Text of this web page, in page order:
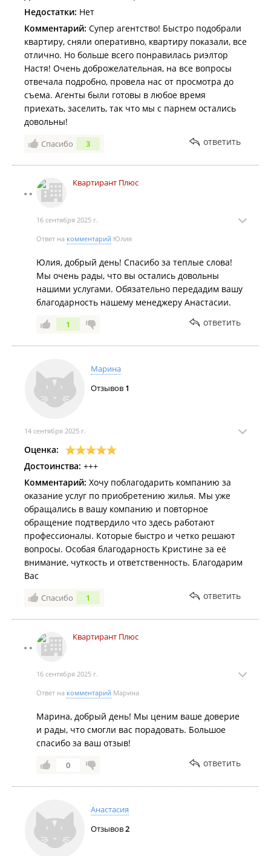
Недостатки: Нет
Комментарий: Супер агентство! Быстро подобрали
квартиру, сняли оперативно, квартиру показали, все
отлично. Но больше всего понравилась риэлтор
Настя! Очень доброжелательная, на все вопросы
отвечала подробно, провела нас от просмотра до
съема. Агенты были готовы в любое время
приехать, заселить, так что мы с парнем остались
довольны!
Спасибо 3 ответить
Квартирант Плюс
16 сентября 2025 г.
Ответ на комментарий Юлия
Юлия, добрый день! Спасибо за теплые слова!
Мы очень рады, что вы остались довольны
нашими услугами. Обязательно передадим вашу
благодарность нашему менеджеру Анастасии.
1 ответить
Марина
Отзывов 1
14 сентября 2025 г.
Оценка:
Достоинства: +++
Комментарий: Хочу поблагодарить компанию за
оказание услуг по приобретению жилья. Мы уже
обращались в вашу компанию и повторное
обращение подтвердило что здесь работают
профессионалы. Которые быстро и четко решают
вопросы. Особая благодарность Кристине за её
внимание, чуткость и ответственность. Благодарим
Вас
Спасибо 1 ответить
Квартирант Плюс
16 сентября 2025 г.
Ответ на комментарий Марина
Марина, добрый день! Мы ценим ваше доверие
и рады, что смогли вас порадовать. Большое
спасибо за ваш отзыв!
0 ответить
Анастасия
Отзывов2